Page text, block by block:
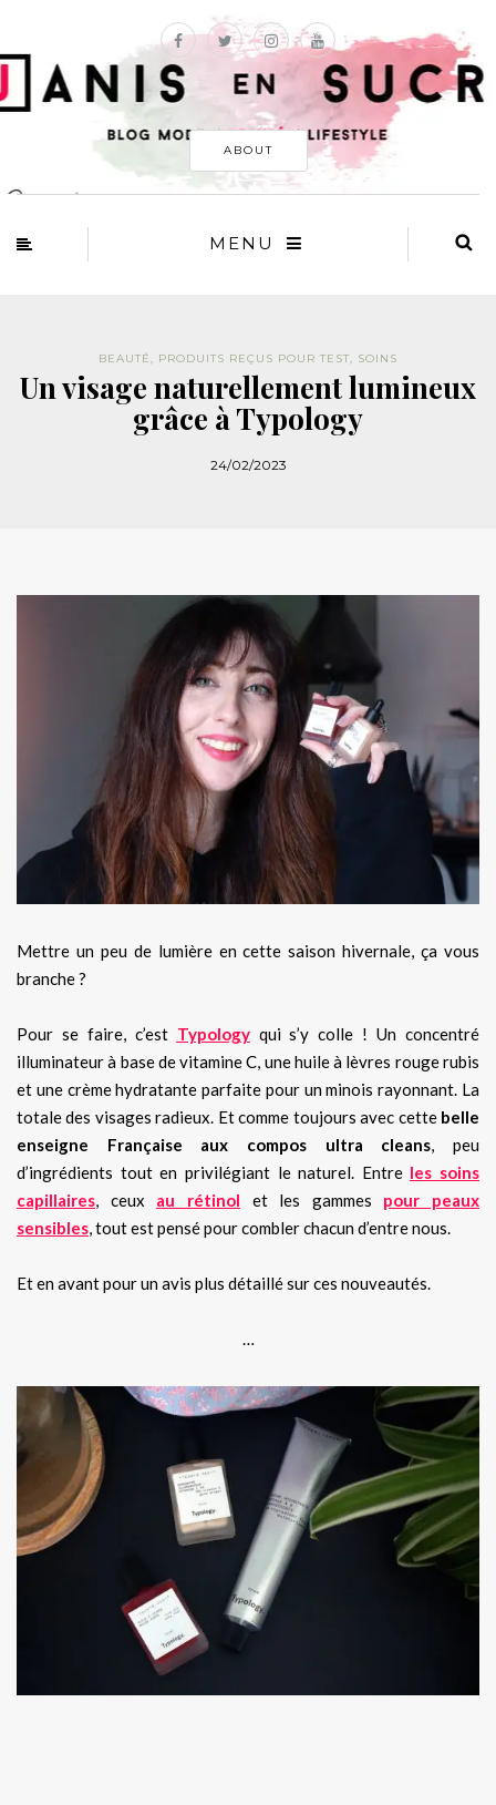
ABOUT
MENU
BEAUTÉ, PRODUITS REÇUS POUR TEST, SOINS
Un visage naturellement lumineux
grâce à Typology
24/02/2023
Mettre un peu de lumière en cette saison hivernale, ça vous
branche ?
Pour se faire, c’est Typologyqui s’y colle ! Un concentré
illuminateur à base de vitamine C, une huile à lèvres rouge rubis
et une crème hydratante parfaite pour un minois rayonnant. La
totale des visages radieux. Et comme toujours avec cette belle
enseigne Française aux compos ultra cleans, peu
d’ingrédients tout en privilégiant le naturel. Entre les soins
capillaires, ceux au rétinol et les gammes pour peaux
sensibles, tout est pensé pour combler chacun d’entre nous.
Et en avant pour un avis plus détaillé sur ces nouveautés.
…